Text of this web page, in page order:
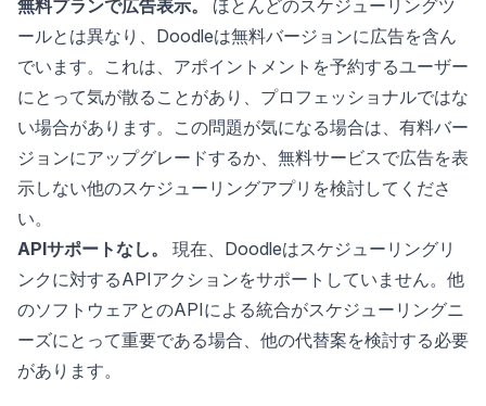
無料プランで広告表示。
ほとんどのスケジューリングツ
ールとは異なり、Doodleは無料バージョンに広告を含ん
でいます。これは、アポイントメントを予約するユーザー
にとって気が散ることがあり、プロフェッショナルではな
い場合があります。この問題が気になる場合は、有料バー
ジョンにアップグレードするか、無料サービスで広告を表
示しない他のスケジューリングアプリを検討してくださ
い。
APIサポートなし。
現在、Doodleはスケジューリングリ
ンクに対するAPIアクションをサポートしていません。他
のソフトウェアとのAPIによる統合がスケジューリングニ
ーズにとって重要である場合、他の代替案を検討する必要
があります。